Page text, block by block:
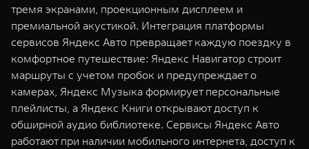
тремя экранами, проекционным дисплеем и
премиальной акустикой. Интеграция платформы
сервисов Яндекс Авто превращает каждую поездку в
комфортное путешествие: Яндекс Навигатор строит
маршруты с учетом пробок и предупреждает о
камерах, Яндекс Музыка формирует персональные
плейлисты, а Яндекс Книги открывают доступ к
обширной аудио библиотеке. Сервисы Яндекс Авто
работают при наличии мобильного интернета, доступ к